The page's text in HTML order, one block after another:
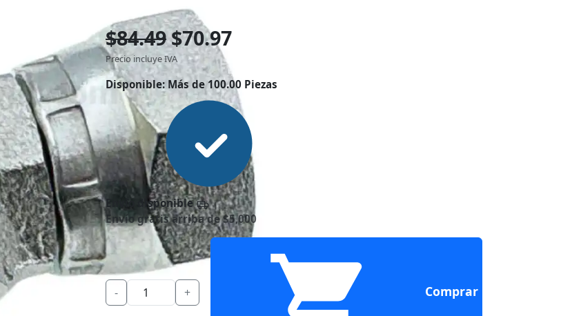
$84.49$70.97
Precio incluye IVA
Disponible: Más de 100.00 Piezas
Envío disponible
Envío gratis arriba de $5,000
- + Comprar